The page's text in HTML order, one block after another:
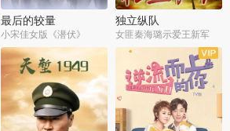
最后的较量
小宋佳女版《潜伏》
独立纵队
女匪秦海璐示爱王新军
全30集 全43集